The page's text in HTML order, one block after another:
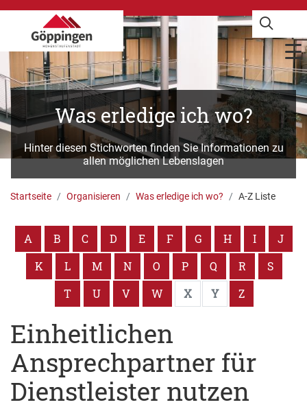
Was erledige ich wo?
Hinter diesen Stichworten finden Sie Informationen zu
allen möglichen Lebenslagen
Startseite Organisieren Was erledige ich wo? A-Z Liste
A B C D E F G H I
J
K
L M N O P Q R
S
T
U V W X Y Z
Einheitlichen
Ansprechpartner für
Dienstleister nutzen